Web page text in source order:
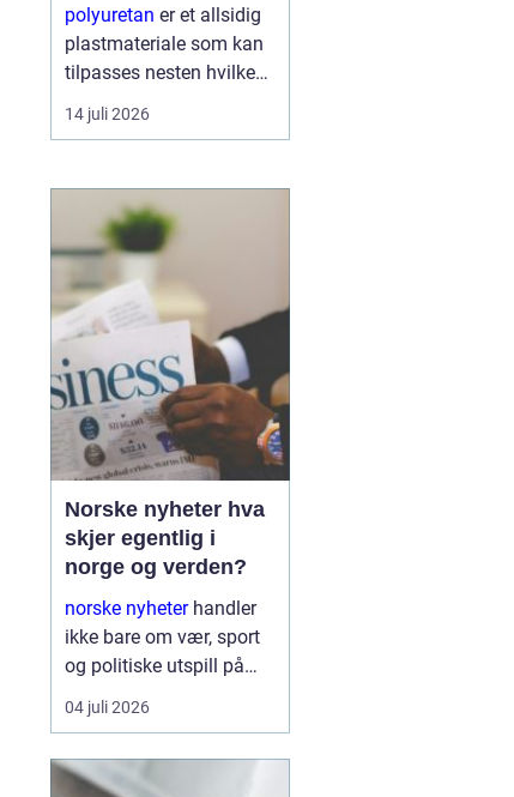
polyuretan er et allsidig
plastmateriale som kan
tilpasses nesten hvilken
som helst oppgave. Fra
myke skum i møbler til
komponenter i
tungindustri, brukes
samme grunnkjemi til å
14 juli 2026
Norske nyheter hva
skjer egentlig i
norge og verden?
norske nyheterhandler
ikke bare om vær, sport
og politiske utspill på
Stortinget. Nyhetsbildet
formes i spennet mellom
økonomiske interesser,
04 juli 2026